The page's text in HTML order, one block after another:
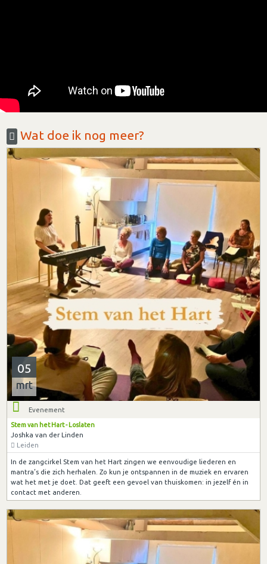
Wat doe ik nog meer?
05
mrt
Evenement
Stem van het Hart - Loslaten
Joshka van der Linden
Leiden
In de zangcirkel Stem van het Hart zingen we eenvoudige liederen en
mantra’s die zich herhalen. Zo kun je ontspannen in de muziek en ervaren
wat het met je doet. Dat geeft een gevoel van thuiskomen: in jezelf én in
contact met anderen.